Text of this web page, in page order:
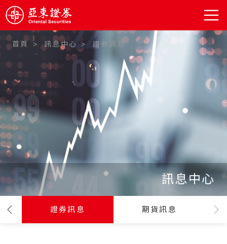
:::
首頁 訊息中心 證券訊息
訊息中心
證券訊息 期貨訊息